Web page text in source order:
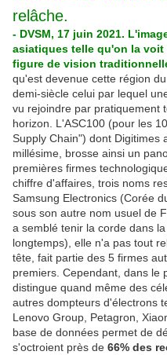
relâche.
- DVSM, 17 juin 2021.
asiatiques telle qu'on la
figure de vision
qu'est devenue cette région
demi-siècle celui par lequel
vu rejoindre par pratiquement
horizon. L'ASC100 (pour les
Supply Chain") dont Digitimes
millésime, brosse ainsi un
premières firmes
chiffre d'affaires, trois noms
Samsung Electronics (Corée
sous son autre nom usuel de
a semblé tenir la corde dans
longtemps), elle n'a pas tout
tête, fait partie des 5 firmes
premiers. Cependant, dans le
distingue quand même des
autres dompteurs d'électrons
Lenovo Group, Petagron,
base de données permet de
s'octroient près de 66% des